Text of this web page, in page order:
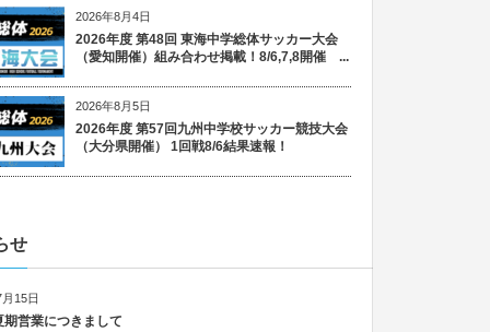
2026年8月4日
2026年度 第48回 東海中学総体サッカー大会
（愛知開催）組み合わせ掲載！8/6,7,8開催 ...
2026年8月5日
2026年度 第57回九州中学校サッカー競技大会
（大分県開催） 1回戦8/6結果速報！
せ
15日
期営業につきまして